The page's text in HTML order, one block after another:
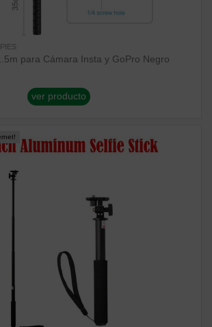
para Cámara Insta y GoPro Negro
ver producto